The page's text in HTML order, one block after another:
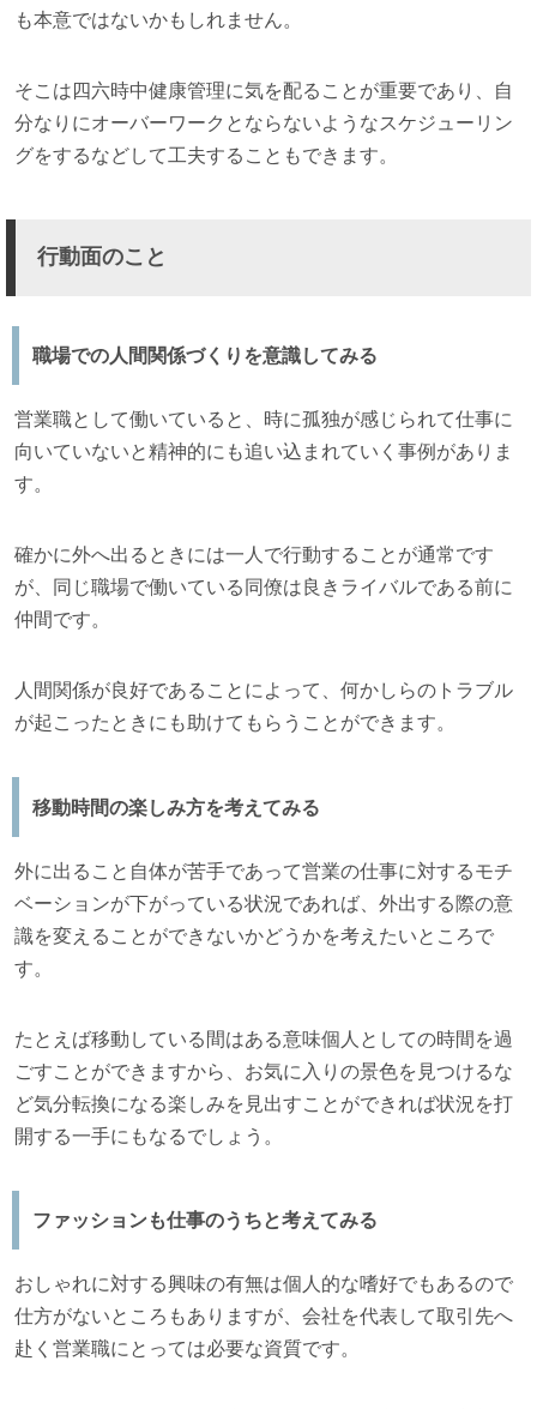
も本意ではないかもしれません。
そこは四六時中健康管理に気を配ることが重要であり、自
分なりにオーバーワークとならないようなスケジューリン
グをするなどして工夫することもできます。
行動面のこと
職場での人間関係づくりを意識してみる
営業職として働いていると、時に孤独が感じられて仕事に
向いていないと精神的にも追い込まれていく事例がありま
す。
確かに外へ出るときには一人で行動することが通常です
が、同じ職場で働いている同僚は良きライバルである前に
仲間です。
人間関係が良好であることによって、何かしらのトラブル
が起こったときにも助けてもらうことができます。
移動時間の楽しみ方を考えてみる
外に出ること自体が苦手であって営業の仕事に対するモチ
ベーションが下がっている状況であれば、外出する際の意
識を変えることができないかどうかを考えたいところで
す。
たとえば移動している間はある意味個人としての時間を過
ごすことができますから、お気に入りの景色を見つけるな
ど気分転換になる楽しみを見出すことができれば状況を打
開する一手にもなるでしょう。
ファッションも仕事のうちと考えてみる
おしゃれに対する興味の有無は個人的な嗜好でもあるので
仕方がないところもありますが、会社を代表して取引先へ
赴く営業職にとっては必要な資質です。